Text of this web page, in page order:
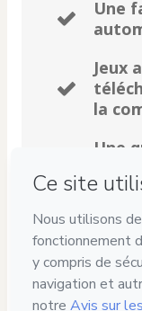
Une
Jeux
la
Une